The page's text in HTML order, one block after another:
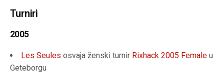
Turniri
2005
Les Seules osvaja ženski turnir Rixhack 2005 Female u
Geteborgu